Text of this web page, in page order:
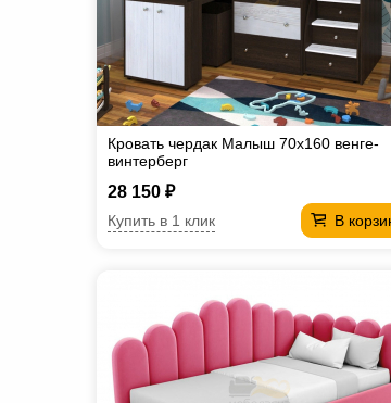
Кровать чердак Малыш 70х160 венге-
винтерберг
28 150 ₽
В
Купить в 1 клик